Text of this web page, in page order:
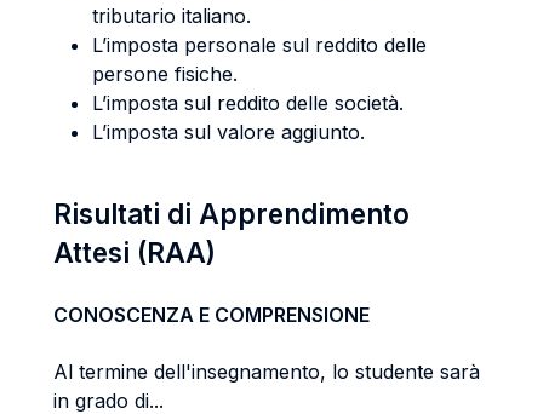
tributario italiano.
L’imposta personale sul reddito delle
persone fisiche.
L’imposta sul reddito delle società.
L’imposta sul valore aggiunto.
Risultati di Apprendimento
Attesi (RAA)
CONOSCENZA E COMPRENSIONE
Al termine dell'insegnamento, lo studente sarà
in grado di...